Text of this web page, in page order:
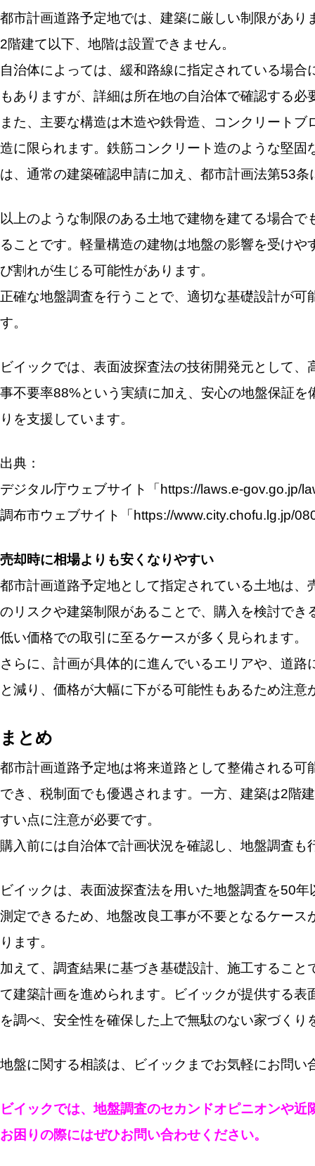
都市計画道路予定地では、建築に厳しい制限があ
2階建て以下、地階は設置できません。
自治体によっては、緩和路線に指定されている場
もありますが、詳細は所在地の自治体で確認する必
また、主要な構造は木造や鉄骨造、コンクリート
造に限られます。鉄筋コンクリート造のような堅
は、通常の建築確認申請に加え、都市計画法第53
以上のような制限のある土地で建物を建てる場合
ることです。軽量構造の建物は地盤の影響を受け
び割れが生じる可能性があります。
正確な地盤調査を行うことで、適切な基礎設計が
す。
ビイックでは、表面波探査法の技術開発元として
事不要率88%という実績に加え、安心の地盤保証
りを支援しています。
出典：
デジタル庁ウェブサイト「https://laws.e-gov.go.jp/
調布市ウェブサイト「https://www.city.chofu.lg.jp/
売却時に相場よりも安くなりやすい
都市計画道路予定地として指定されている土地は
のリスクや建築制限があることで、購入を検討で
低い価格での取引に至るケースが多く見られます。
さらに、計画が具体的に進んでいるエリアや、道
と減り、価格が大幅に下がる可能性もあるため注意
まとめ
都市計画道路予定地は将来道路として整備される
でき、税制面でも優遇されます。一方、建築は2階
すい点に注意が必要です。
購入前には自治体で計画状況を確認し、地盤調査も
ビイックは、表面波探査法を用いた地盤調査を50
測定できるため、地盤改良工事が不要となるケー
ります。
加えて、調査結果に基づき基礎設計、施工するこ
て建築計画を進められます。ビイックが提供する
を調べ、安全性を確保した上で無駄のない家づくり
地盤に関する相談は、ビイックまでお気軽にお問い
ビイックでは、地盤調査のセカンドオピニオンや
お困りの際にはぜひお問い合わせください。